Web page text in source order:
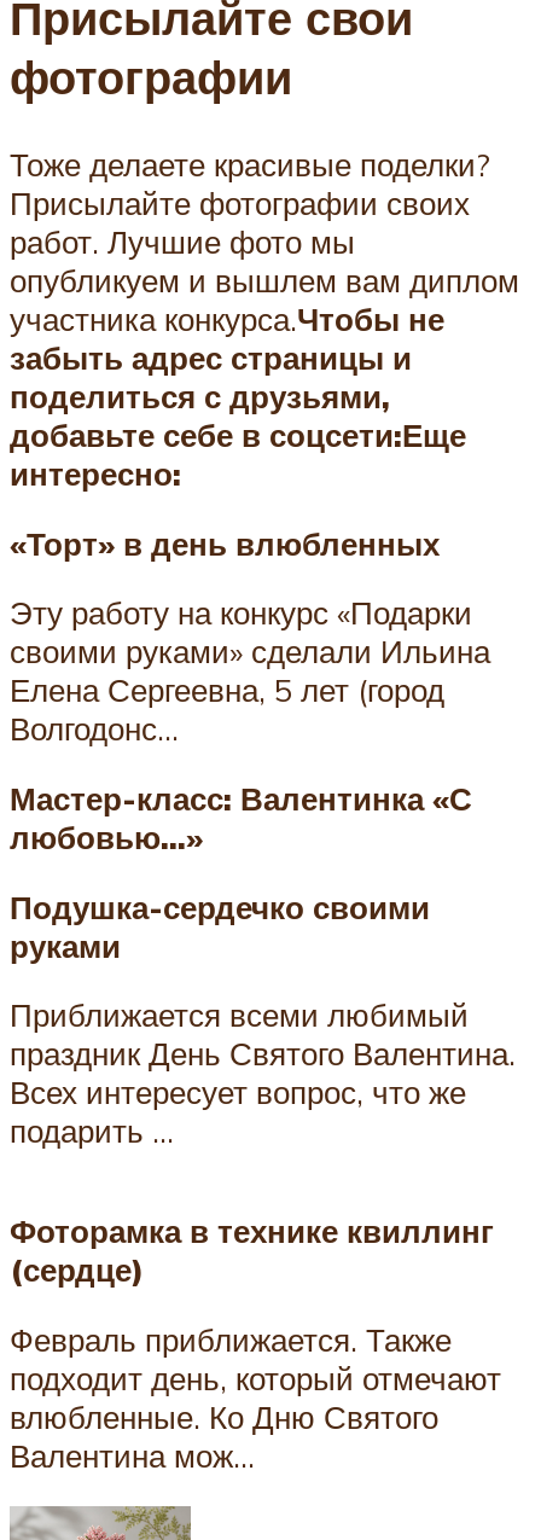
Присылайте свои
фотографии
Тоже делаете красивые поделки?
Присылайте фотографии своих
работ. Лучшие фото мы
опубликуем и вышлем вам диплом
участника конкурса.Чтобы не
забыть адрес страницы и
поделиться с друзьями,
добавьте себе в соцсети:Еще
интересно:
«Торт» в день влюбленных
Эту работу на конкурс «Подарки
своими руками» сделали Ильина
Елена Сергеевна, 5 лет (город
Волгодонс…
Мастер-класс: Валентинка «С
любовью…»
Подушка-сердечко своими
руками
Приближается всеми любимый
праздник День Святого Валентина.
Всех интересует вопрос, что же
подарить …
Фоторамка в технике квиллинг
(сердце)
Февраль приближается. Также
подходит день, который отмечают
влюбленные. Ко Дню Святого
Валентина мож…